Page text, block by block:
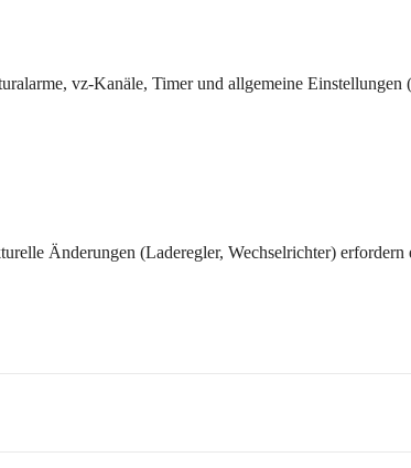
vz-Kanäle, Timer und allgemeine
Änderungen (Laderegler, Wechselrichter) erfordern